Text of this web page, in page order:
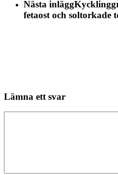
Nästa inlägg
fetaost och soltorkade
Lämna ett svar